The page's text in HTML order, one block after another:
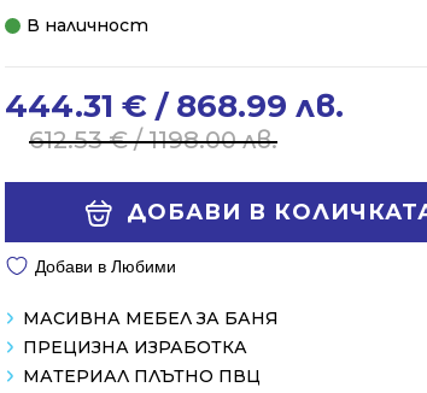
В наличност
612.53€/ 1198.00 лв.
Original
price
1198.00 лв..
444.31 € / 868.99 лв.
Current
price
868.99 лв..
ДОБАВИ В
Добави в Любими
МАСИВНА МЕБЕЛ ЗА БАНЯ
ПРЕЦИЗНА ИЗРАБОТКА
МАТЕРИАЛ ПЛЪТНО ПВЦ